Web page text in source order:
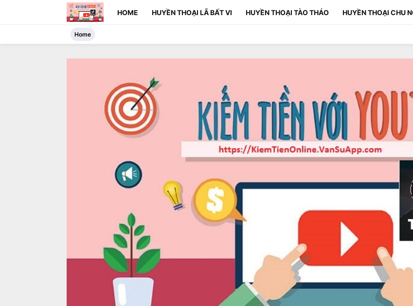
HOME HUYỀN THOẠI LÃ BẤT VI HUYỀN THOẠI TÀO THÁO HUYỀN THOẠI CHU
Home